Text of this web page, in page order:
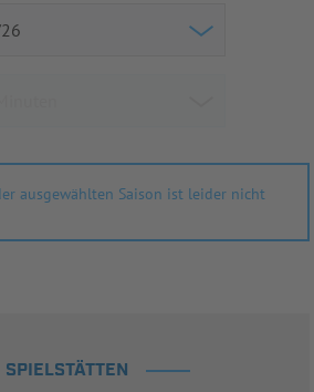
ausgewählten Saison ist leider nicht
SPIELSTÄTTEN